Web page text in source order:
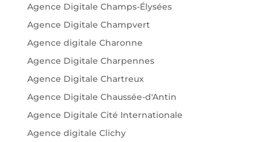
Agence Digitale Champs-Élysées
Agence Digitale Champvert
Agence digitale Charonne
Agence Digitale Charpennes
Agence Digitale Chartreux
Agence Digitale Chaussée-d'Antin
Agence Digitale Cité Internationale
Agence digitale Clichy